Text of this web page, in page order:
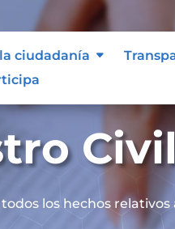
ciudadanía
los hechos